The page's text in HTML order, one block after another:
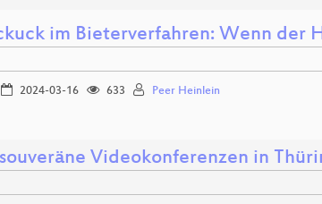
im Bieterverfahren: Wenn der
2024-03-16 633 Peer Heinlein
Videokonferenzen in